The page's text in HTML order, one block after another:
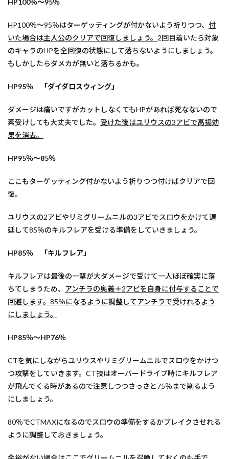
HP100％～95％
HP100％～95％はターゲッティングが付かないよう祈りつつ、 付
いた場合は主人公のクリアで回復しましょう。 2回目着いたら対象
のキャラのHPを全回復の状態にして落ちないようにしましょう。
もしかしたらダメカが無いと落ちるかも。
HP95％ 「ダイダロスウィング」
ダメージは痛いですがカットしなくてもHPがあれば死なないので
素受けしても大丈夫でした。 受けた後はユリウスの3アビで高揚効
果を消去。
HP95％～85％
ここもターゲッティング付かないよう祈りつつ付けばクリアで回
復。
ユリウスの2アビやリミグリームニルの3アビでスロウをかけて遅
延して85％のキルフレアを受ける準備をしていきましょう。
HP85％ 「キルフレア」
キルフレアは最後の一撃が大ダメージで受けて一人ほぼ確実に落
ちてしまうため、 アンチラの奥義＋2アビを自身に付与することで
回避します。85％になるように調整してアンチラで受けれるよう
にしましょう。
HP85％～HP76％
CTを気にしながらユリウスやリミグリームニルでスロウをかけつ
つ攻撃をしていきます。CT技はオーバードライブ時にキルフレア
が飛んでくる時があるので注意しつつさっさと75％まで削るよう
にしましょう。
80％でCTMAXになるのでスロウの準備をするかブレイクさせれる
ように調整しておきましょう。